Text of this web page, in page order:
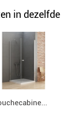
in